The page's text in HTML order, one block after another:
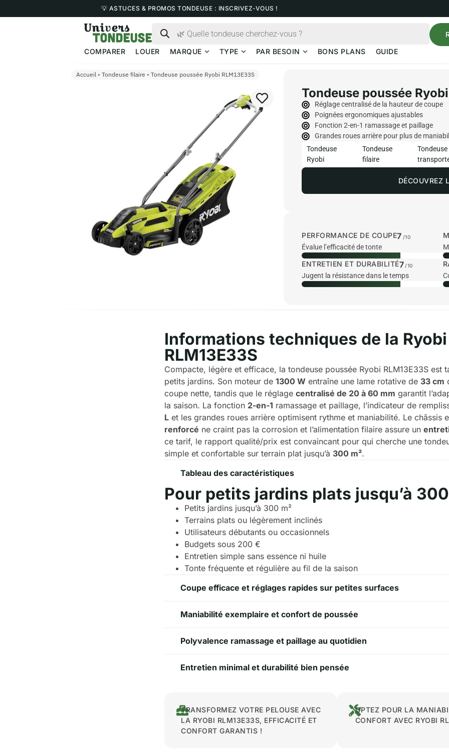
💡 ASTUCES & PROMOS TONDEUSE : INSCRIVEZ-VOUS !
COMPARER
LOUER MARQUE TYPE PAR BESOIN BONS PLANS GUIDE
Accueil •Tondeuse filaire •Tondeuse poussée Ryobi RLM13E33S
Tondeuse poussée
Réglage centralisé de la hauteur de coupe
Poignées ergonomiques ajustables
Fonction 2-en-1 ramassage et paillage
Grandes roues arrière pour plus de
Tondeuse
Ryobi
Tondeuse
filaire
DÉCOUVREZ
PERFORMANCE DE COUPE7 /10
Évalue l’efficacité de tonte
ENTRETIEN ET DURABILITÉ7 /10
Jugent la résistance dans le temps
Informations techniques de la Ryobi
RLM13E33S
Compacte, légère et efficace, la tondeuse poussée Ryobi RLM13E33S est
petits jardins. Son moteur de 1300 W entraîne une lame rotative de 33 cm
coupe nette, tandis que le réglage centralisé de 20 à 60 mm garantit
la saison. La fonction 2-en-1 ramassage et paillage, l’indicateur de
Let les grandes roues arrière optimisent rythme et maniabilité. Le châssis
renforcé ne craint pas la corrosion et l’alimentation filaire assure un
ce tarif, le rapport qualité/prix est convaincant pour qui cherche une
simple et confortable sur terrain plat jusqu’à 300 m².
Tableau des caractéristiques
Pour petits jardins plats jusqu’à
Petits jardins jusqu’à 300 m²
Terrains plats ou légèrement inclinés
Utilisateurs débutants ou occasionnels
Budgets sous 200 €
Entretien simple sans essence ni huile
Tonte fréquente et régulière au fil de la saison
Coupe efficace et réglages rapides sur petites surfaces
Maniabilité exemplaire et confort de poussée
Polyvalence ramassage et paillage au quotidien
Entretien minimal et durabilité bien pensée
TRANSFORMEZ VOTRE PELOUSE AVEC
LA RYOBI RLM13E33S, EFFICACITÉ ET
CONFORT GARANTIS !
OPTEZ POUR LA
CONFORT AVEC RYOBI